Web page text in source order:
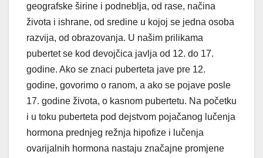
geografske širine i podneblja, od rase, načina
života i ishrane, od sredine u kojoj se jedna osoba
razvija, od obrazovanja. U našim prilikama
pubertet se kod devojčica javlja od 12. do 17.
godine. Ako se znaci puberteta jave pre 12.
godine, govorimo o ranom, a ako se pojave posle
17. godine života, o kasnom pubertetu. Na početku
i u toku puberteta pod dejstvom pojačanog lučenja
hormona prednjeg režnja hipofize i lučenja
ovarijalnih hormona nastaju značajne promjene